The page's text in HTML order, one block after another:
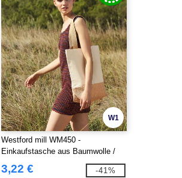
W1
Westford mill WM450 -
Einkaufstasche aus Baumwolle /
Jute
3,22 € -41%